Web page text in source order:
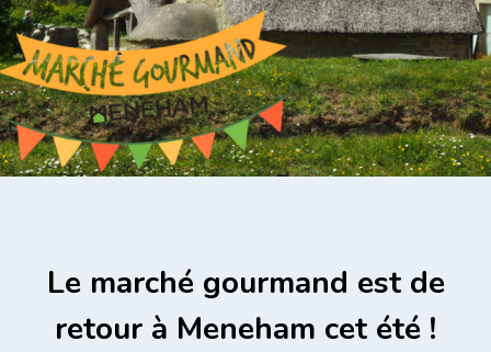
Le marché gourmand est de
retour à Meneham cet été !